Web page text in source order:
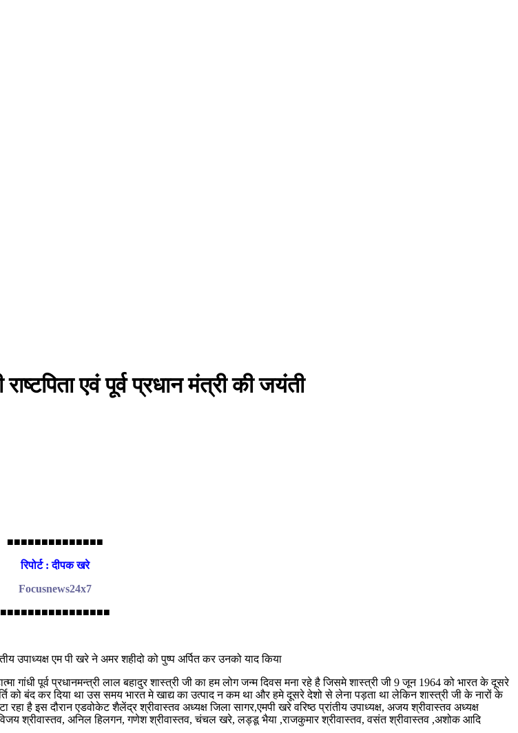
एवं पूर्व प्रधान मंत्री की जयंती
■■■■■■■■■■■■■■
रिपोर्ट : दीपक खरे
Focusnews24x7
■■■■■■■■■■■■■■■■
उपाध्यक्ष एम पी खरे ने अमर शहीदो को पुष्प अर्पित कर उनको याद किया
गांधी पूर्व प्रधानमन्त्री लाल बहादुर शास्त्री जी का हम लोग जन्म दिवस मना रहे है जिसमे शास्त्री जी 9 जून 1964 को भारत के दूसरे
को बंद कर दिया था उस समय भारत मे खाद्य का उत्पाद न कम था और हमे दूसरे देशो से लेना पड़ता था लेकिन शास्त्री जी के नारों के
है इस दौरान एडवोकेट शैलेंद्र श्रीवास्तव अध्यक्ष जिला सागर,एमपी खरे वरिष्ठ प्रांतीय उपाध्यक्ष, अजय श्रीवास्तव अध्यक्ष
श्रीवास्तव, अनिल हिलगन, गणेश श्रीवास्तव, चंचल खरे, लड्डू भैया ,राजकुमार श्रीवास्तव, वसंत श्रीवास्तव ,अशोक आदि